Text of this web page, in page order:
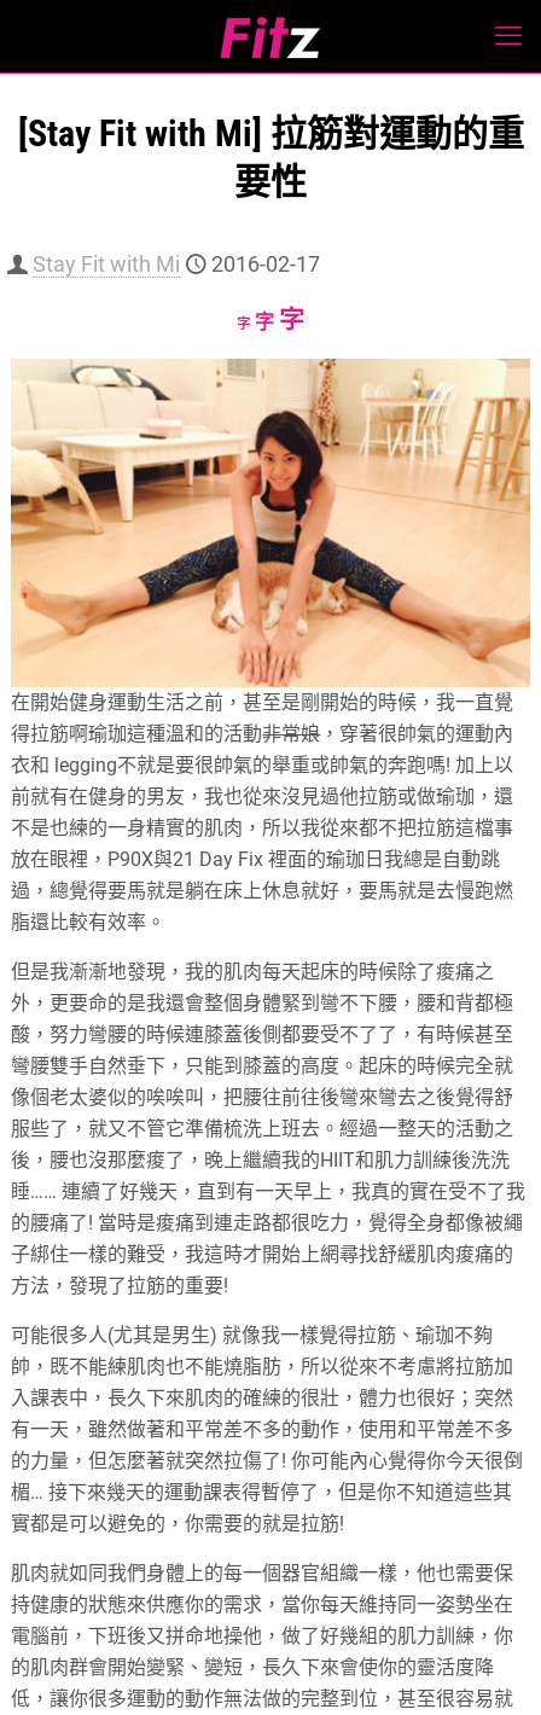
[Stay Fit with Mi] 拉筋對運動的重
要性
Stay Fit with Mi 2016-02-17
字Decrease
size.
字Reset
字Increase
size.
在開始健身運動生活之前，甚至是剛開始的時候，我一直覺
得拉筋啊瑜珈這種溫和的活動非常娘，穿著很帥氣的運動內
衣和 legging不就是要很帥氣的舉重或帥氣的奔跑嗎! 加上以
前就有在健身的男友，我也從來沒見過他拉筋或做瑜珈，還
不是也練的一身精實的肌肉，所以我從來都不把拉筋這檔事
放在眼裡，P90X與21 Day Fix 裡面的瑜珈日我總是自動跳
過，總覺得要馬就是躺在床上休息就好，要馬就是去慢跑燃
脂還比較有效率。
但是我漸漸地發現，我的肌肉每天起床的時候除了痠痛之
外，更要命的是我還會整個身體緊到彎不下腰，腰和背都極
酸，努力彎腰的時候連膝蓋後側都要受不了了，有時候甚至
彎腰雙手自然垂下，只能到膝蓋的高度。起床的時候完全就
像個老太婆似的唉唉叫，把腰往前往後彎來彎去之後覺得舒
服些了，就又不管它準備梳洗上班去。經過一整天的活動之
後，腰也沒那麼痠了，晚上繼續我的HIIT和肌力訓練後洗洗
睡…… 連續了好幾天，直到有一天早上，我真的實在受不了我
的腰痛了! 當時是痠痛到連走路都很吃力，覺得全身都像被繩
子綁住一樣的難受，我這時才開始上網尋找舒緩肌肉痠痛的
方法，發現了拉筋的重要!
可能很多人(尤其是男生) 就像我一樣覺得拉筋、瑜珈不夠
帥，既不能練肌肉也不能燒脂肪，所以從來不考慮將拉筋加
入課表中，長久下來肌肉的確練的很壯，體力也很好；突然
有一天，雖然做著和平常差不多的動作，使用和平常差不多
的力量，但怎麼著就突然拉傷了! 你可能內心覺得你今天很倒
楣… 接下來幾天的運動課表得暫停了，但是你不知道這些其
實都是可以避免的，你需要的就是拉筋!
肌肉就如同我們身體上的每一個器官組織一樣，他也需要保
持健康的狀態來供應你的需求，當你每天維持同一姿勢坐在
電腦前，下班後又拼命地操他，做了好幾組的肌力訓練，你
的肌肉群會開始變緊、變短，長久下來會使你的靈活度降
低，讓你很多運動的動作無法做的完整到位，甚至很容易就